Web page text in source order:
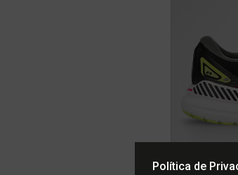
Política de